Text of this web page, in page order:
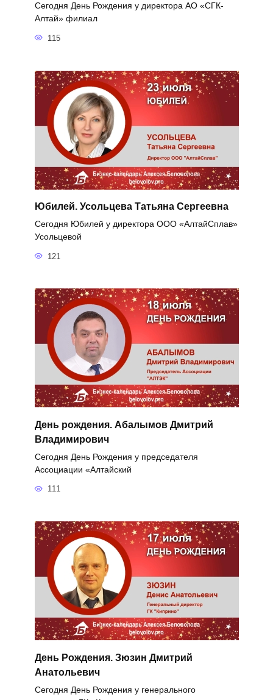
Сегодня День Рождения у директора АО «СГК-
Алтай» филиал
115
Юбилей. Усольцева Татьяна Сергеевна
Сегодня Юбилей у директора ООО «АлтайСплав»
Усольцевой
121
День рождения. Абалымов Дмитрий
Владимирович
Сегодня День Рождения у председателя
Ассоциации «Алтайский
111
День Рождения. Зюзин Дмитрий
Анатольевич
Сегодня День Рождения у генерального